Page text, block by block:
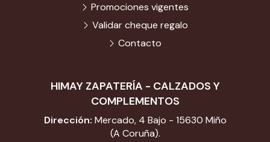
HIMAY ZAPATERÍA - CALZADOS Y
COMPLEMENTOS
Dirección: Mercado, 4 Bajo - 15630 Miño
(A Coruña).
Promociones vigentes
Validar cheque regalo
Contacto